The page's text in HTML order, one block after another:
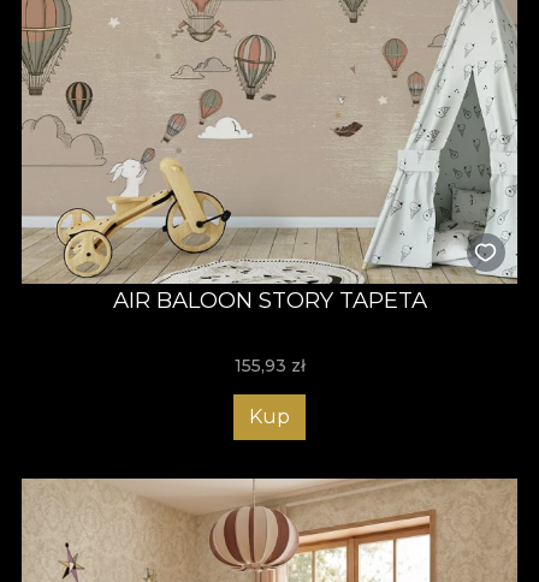
AIR BALOON STORY TAPETA
155,93 zł
Kup